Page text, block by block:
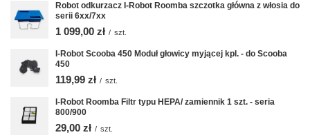
Robot odkurzacz I-Robot Roomba szczotka główna z włosia do
serii 6xx/7xx
1 099,00 zł / szt.
I-Robot Scooba 450 Moduł głowicy myjącej kpl. - do Scooba
450
119,99 zł / szt.
I-Robot Roomba Filtr typu HEPA/ zamiennik 1 szt. - seria
800/900
29,00 zł / szt.